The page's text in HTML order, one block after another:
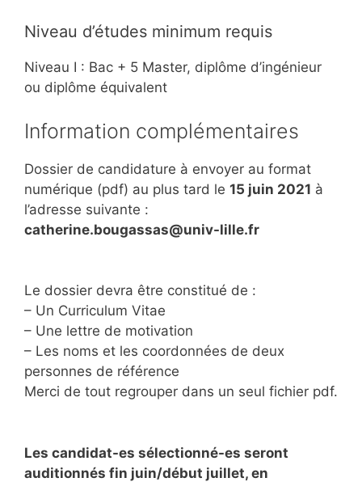
Niveau d’études minimum requis
Niveau I : Bac + 5 Master, diplôme d’ingénieur
ou diplôme équivalent
Information complémentaires
Dossier de candidature à envoyer au format
numérique (pdf) au plus tard le 15 juin 2021 à
l’adresse suivante :
catherine.bougassas@univ-lille.fr
Le dossier devra être constitué de :
– Un Curriculum Vitae
– Une lettre de motivation
– Les noms et les coordonnées de deux
personnes de référence
Merci de tout regrouper dans un seul fichier pdf.
Les candidat-es sélectionné-es seront
auditionnés fin juin/début juillet, en